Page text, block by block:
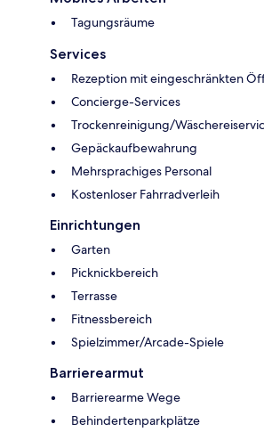
Tagungsräume
Services
Rezeption mit eingeschränkten
Concierge-Services
Trockenreinigung/
Gepäckaufbewahrung
Mehrsprachiges Personal
Kostenloser Fahrradverleih
Einrichtungen
Garten
Picknickbereich
Terrasse
Fitnessbereich
Spielzimmer/Arcade-Spiele
Barrierearmut
Barrierearme Wege
Behindertenparkplätze